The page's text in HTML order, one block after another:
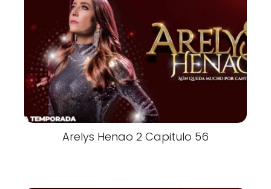
Arelys Henao 2 Capitulo 56